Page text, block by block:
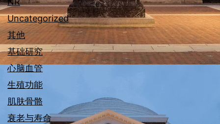
Uncategorized
其他
基础研究
心脑血管
生殖功能
肌肤骨骼
衰老与寿命